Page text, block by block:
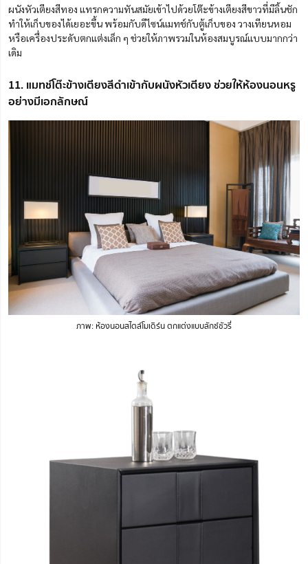
ผนังหัวเตียงสีทอง แทรกความทันสมัยเข้าไปด้วยโต๊ะข้างเตียงสีขาวที่มีลิ้นชัก
ทำให้เก็บของได้เยอะขึ้นพร้อมกับดีไซน์แมทช์กับตู้เก็บของ วางเทียนหอม
หรือเครื่องประดับตกแต่งเล็ก ๆ ช่วยให้ภาพรวมในห้องสมบูรณ์แบบมากกว่า
เดิม
11. แมทช์โต๊ะข้างเตียงสีดำเข้ากับผนังหัวเตียง ช่วยให้ห้องนอนหรู
อย่างมีเอกลักษณ์
ภาพ: ห้องนอนสไตล์โมเดิร์น ตกแต่งแบบลักซ์ชัวรี่